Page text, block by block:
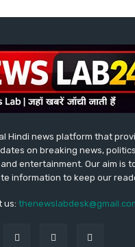
Hindi news platform that
on breaking news,
entertainment. Our aim is
information to keep our
us: